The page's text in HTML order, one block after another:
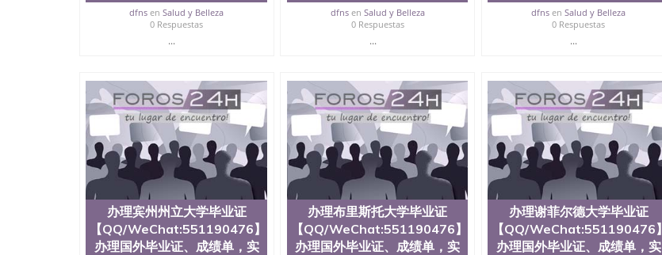
dfns enSalud y Belleza
0 Respuestas
...
dfnsen Salud y Belleza
0 Respuestas
...
dfns enSalud y Belleza
0 Respuestas
...
办理宾州州立大学毕业证
【QQ/WeChat:551190476】
办理国外毕业证、成绩单，实
办理布里斯托大学毕业证
【QQ/WeChat:551190476】
办理国外毕业证、成绩单，实
办理谢菲尔德大学毕业证
【QQ/WeChat:551190476】
办理国外毕业证、成绩单，实